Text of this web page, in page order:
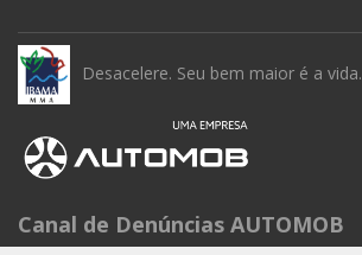
Desacelere. Seu bem maior é a vida.
Canal de Denúncias AUTOMOB